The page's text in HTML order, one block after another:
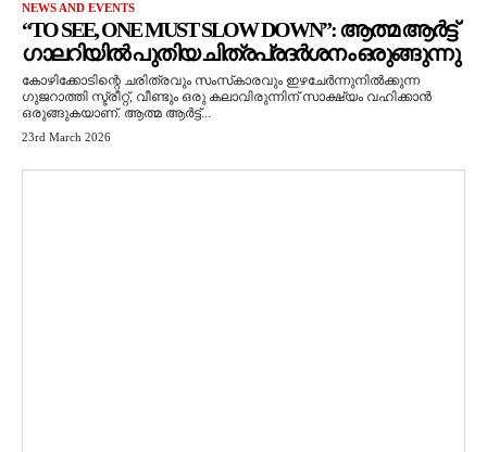
NEWS AND EVENTS
“TO SEE, ONE MUST SLOW DOWN”: ആത്മ ആർട്ട്
ഗാലറിയിൽ പുതിയ ചിത്രപ്രദർശനം ഒരുങ്ങുന്നു
കോഴിക്കോടിന്റെ ചരിത്രവും സംസ്‌കാരവും ഇഴചേർന്നുനിൽക്കുന്ന
ഗുജറാത്തി സ്ട്രീറ്റ്, വീണ്ടും ഒരു കലാവിരുന്നിന് സാക്ഷ്യം വഹിക്കാൻ
ഒരുങ്ങുകയാണ്. ആത്മ ആർട്ട്...
23rd March 2026